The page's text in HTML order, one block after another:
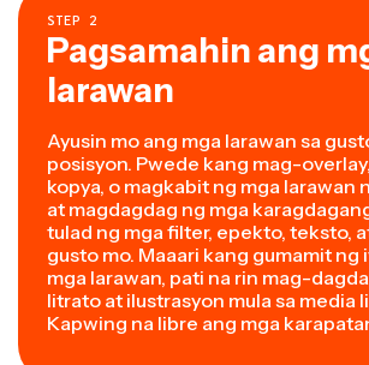
STEP 2
Pagsamahin ang
larawan
Ayusin mo ang mga larawan sa
posisyon. Pwede kang mag-
kopya, o magkabit ng mga larawan
at magdagdag ng mga
tulad ng mga filter, epekto, teksto,
gusto mo. Maaari kang gumamit ng
mga larawan, pati na rin mag-
litrato at ilustrasyon mula sa media
Kapwing na libre ang mga